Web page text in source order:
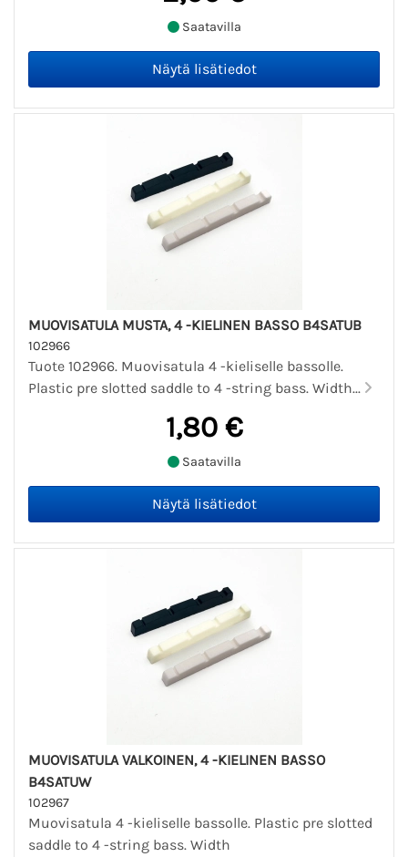
Saatavilla
MUOVISATULA MUSTA, 4 -KIELINEN BASSO B4SATUB
102966
Tuote 102966. Muovisatula 4 -kieliselle bassolle.
Plastic pre slotted saddle to 4 -string bass. Width...
1,80 €
Saatavilla
MUOVISATULA VALKOINEN, 4 -KIELINEN BASSO
B4SATUW
102967
Muovisatula 4 -kieliselle bassolle. Plastic pre slotted
saddle to 4 -string bass. Width